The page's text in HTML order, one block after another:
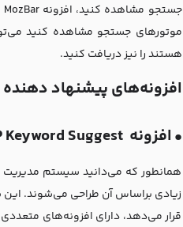
موتورهای جستجو مشاهده کنید
هستند را نیز دریافت کنید.
افزونه‌های پیشنهاد‌
•افزونه WP Keyword Suggest
همانطور که می‌دانید سیستم
زیادی براساس آن طراحی می‌شوند. این
قرار می‌دهد، دارای افزونه‌های